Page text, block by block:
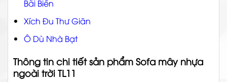
Bãi Biển
Xích Đu Thư Giãn
Ô Dù Nhà Bạt
Thông tin chi tiết sản phẩm Sofa mây nhựa
ngoài trời TL11